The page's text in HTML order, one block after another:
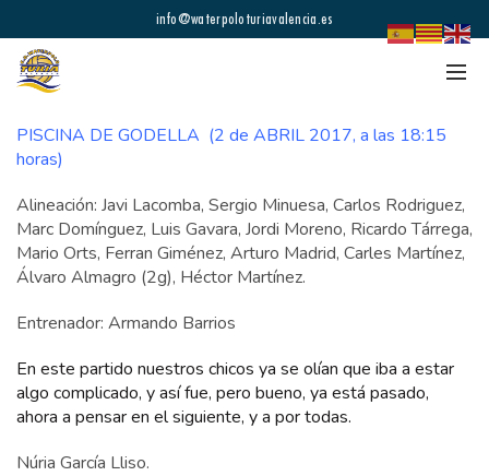
info@waterpoloturiavalencia.es
PISCINA DE GODELLA (2 de ABRIL 2017, a las 18:15
horas)
Alineación: Javi Lacomba, Sergio Minuesa, Carlos Rodriguez,
Marc Domínguez, Luis Gavara, Jordi Moreno, Ricardo Tárrega,
Mario Orts, Ferran Giménez, Arturo Madrid, Carles Martínez,
Álvaro Almagro (2g), Héctor Martínez.
Entrenador: Armando Barrios
En este partido nuestros chicos ya se olían que iba a estar
algo complicado, y así fue, pero bueno, ya está pasado,
ahora a pensar en el siguiente, y a por todas.
Núria García Lliso.